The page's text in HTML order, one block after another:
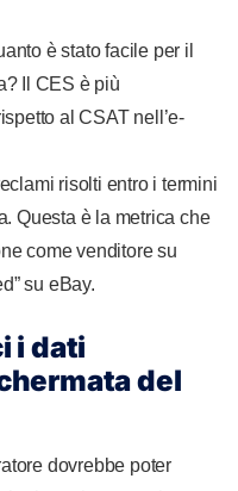
è stato facile per il
Il CES è più
al CSAT nell’e-
risolti entro i termini
Questa è la metrica che
come venditore su
su eBay.
i dati
del
dovrebbe poter